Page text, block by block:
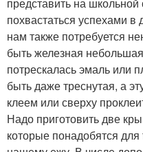
похвастаться успехами в
нам также потребуется
быть железная
потрескалась эмаль или
быть даже треснутая, а
клеем или сверху
Надо приготовить две
которые понадобятся для